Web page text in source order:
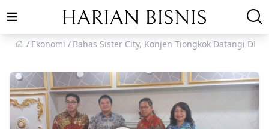
Open main menu
Ekonomi
Bahas Sister City, Konjen Tiongkok Datangi